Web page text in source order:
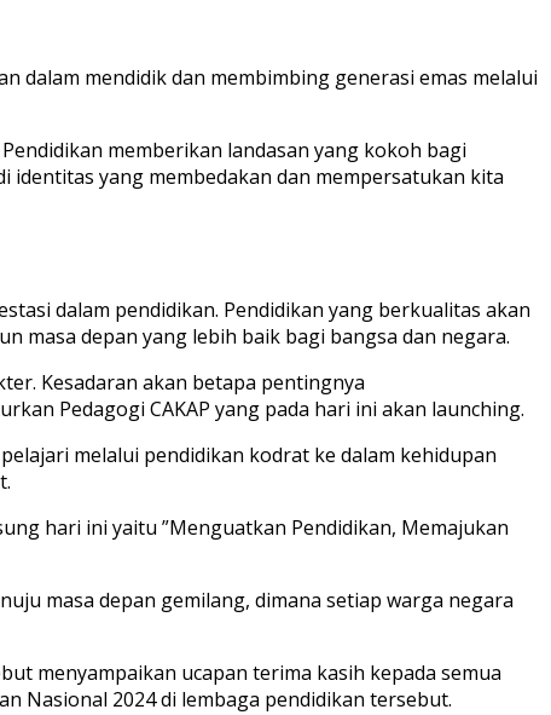
dalam mendidik dan membimbing generasi emas melalui
memberikan landasan yang kokoh bagi
identitas yang membedakan dan mempersatukan kita
dalam pendidikan. Pendidikan yang berkualitas akan
masa depan yang lebih baik bagi bangsa dan negara.
Kesadaran akan betapa pentingnya
Pedagogi CAKAP yang pada hari ini akan launching.
melalui pendidikan kodrat ke dalam kehidupan
hari ini yaitu ”Menguatkan Pendidikan, Memajukan
masa depan gemilang, dimana setiap warga negara
menyampaikan ucapan terima kasih kepada semua
Nasional 2024 di lembaga pendidikan tersebut.